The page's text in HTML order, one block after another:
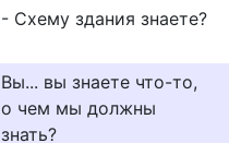
- Схему здания знаете?
Вы... вы знаете что-то,
о чем мы должны
знать?